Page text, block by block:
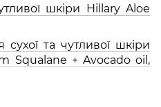
шкіри Hillary Aloe
та чутливої шкіри
Squalane + Avocado oil,